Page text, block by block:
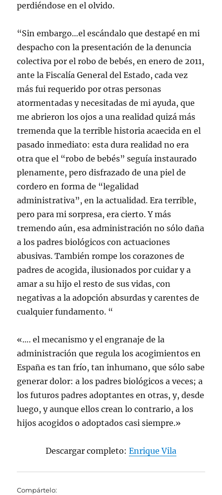
perdiéndose en el olvido.
“Sin embargo…el escándalo que destapé en mi
despacho con la presentación de la denuncia
colectiva por el robo de bebés, en enero de 2011,
ante la Fiscalía General del Estado, cada vez
más fui requerido por otras personas
atormentadas y necesitadas de mi ayuda, que
me abrieron los ojos a una realidad quizá más
tremenda que la terrible historia acaecida en el
pasado inmediato: esta dura realidad no era
otra que el “robo de bebés” seguía instaurado
plenamente, pero disfrazado de una piel de
cordero en forma de “legalidad
administrativa”, en la actualidad. Era terrible,
pero para mi sorpresa, era cierto. Y más
tremendo aún, esa administración no sólo daña
a los padres biológicos con actuaciones
abusivas. También rompe los corazones de
padres de acogida, ilusionados por cuidar y a
amar a su hijo el resto de sus vidas, con
negativas a la adopción absurdas y carentes de
cualquier fundamento. “
«…. el mecanismo y el engranaje de la
administración que regula los acogimientos en
España es tan frío, tan inhumano, que sólo sabe
generar dolor: a los padres biológicos a veces; a
los futuros padres adoptantes en otras, y, desde
luego, y aunque ellos crean lo contrario, a los
hijos acogidos o adoptados casi siempre.»
Descargar completo: Enrique Vila
Compártelo: